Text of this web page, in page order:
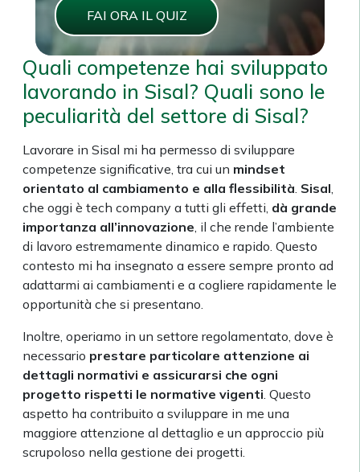
FAI ORA IL QUIZ
Quali competenze hai sviluppato
lavorando in Sisal? Quali sono le
peculiarità del settore di Sisal?
Lavorare in Sisal mi ha permesso di sviluppare
competenze significative, tra cui un mindset
orientato al cambiamento e alla flessibilità Sisal
che oggi è tech company a tutti gli effetti, dà grande
importanza all’innovazione , il che rende l’ambiente
di lavoro estremamente dinamico e rapido. Questo
contesto mi ha insegnato a essere sempre pronto ad
adattarmi ai cambiamenti e a cogliere rapidamente le
opportunità che si presentano.
Inoltre, operiamo in un settore regolamentato, dove è
necessario prestare particolare attenzione ai
dettagli normativi e assicurarsi che ogni
progetto rispetti le normative vigenti . Questo
aspetto ha contribuito a sviluppare in me una
maggiore attenzione al dettaglio e un approccio più
scrupoloso nella gestione dei progetti.